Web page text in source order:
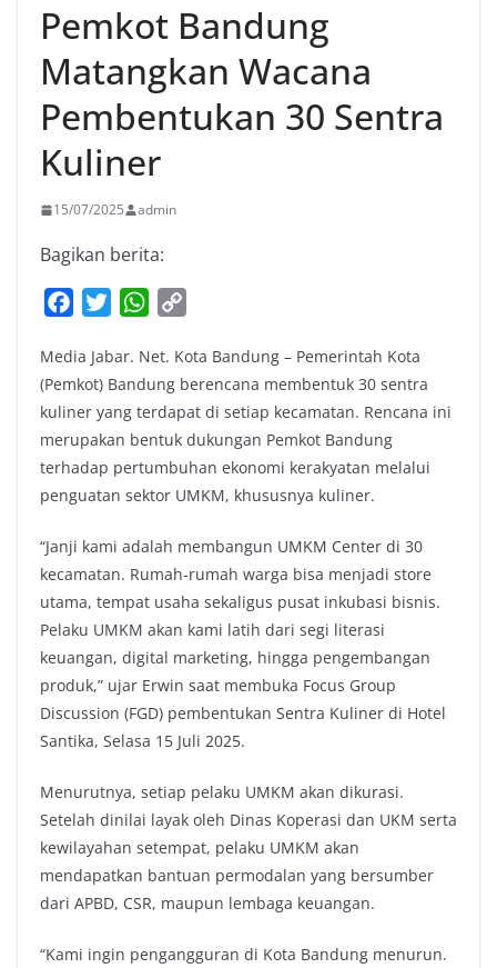
Pemkot Bandung
Matangkan Wacana
Pembentukan 30 Sentra
Kuliner
15/07/2025 admin
Bagikan berita:
c
e
b
o
o
k
i
t
t
e
r
W
a
t
s
A
p
p
p
y
L
i
n
k
Media Jabar. Net. Kota Bandung – Pemerintah Kota
(Pemkot) Bandung berencana membentuk 30 sentra
kuliner yang terdapat di setiap kecamatan. Rencana ini
merupakan bentuk dukungan Pemkot Bandung
terhadap pertumbuhan ekonomi kerakyatan melalui
penguatan sektor UMKM, khususnya kuliner.
“Janji kami adalah membangun UMKM Center di 30
kecamatan. Rumah-rumah warga bisa menjadi store
utama, tempat usaha sekaligus pusat inkubasi bisnis.
Pelaku UMKM akan kami latih dari segi literasi
keuangan, digital marketing, hingga pengembangan
produk,” ujar Erwin saat membuka Focus Group
Discussion (FGD) pembentukan Sentra Kuliner di Hotel
Santika, Selasa 15 Juli 2025.
Menurutnya, setiap pelaku UMKM akan dikurasi.
Setelah dinilai layak oleh Dinas Koperasi dan UKM serta
kewilayahan setempat, pelaku UMKM akan
mendapatkan bantuan permodalan yang bersumber
dari APBD, CSR, maupun lembaga keuangan.
“Kami ingin pengangguran di Kota Bandung menurun.